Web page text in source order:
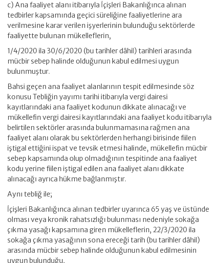
c) Ana faaliyet alanı itibarıyla İçişleri Bakanlığınca alınan
tedbirler kapsamında geçici süreliğine faaliyetlerine ara
verilmesine karar verilen işyerlerinin bulunduğu sektörlerde
faaliyette bulunan mükelleflerin,
1/4/2020 ila 30/6/2020 (bu tarihler dâhil) tarihleri arasında
mücbir sebep halinde olduğunun kabul edilmesi uygun
bulunmuştur.
Bahsi geçen ana faaliyet alanlarının tespit edilmesinde söz
konusu Tebliğin yayımı tarihi itibarıyla vergi dairesi
kayıtlarındaki ana faaliyet kodunun dikkate alınacağı ve
mükellefin vergi dairesi kayıtlarındaki ana faaliyet kodu itibarıyla
belirtilen sektörler arasında bulunmamasına rağmen ana
faaliyet alanı olarak bu sektörlerden herhangi birisinde fiilen
iştigal ettiğini ispat ve tevsik etmesi halinde, mükellefin mücbir
sebep kapsamında olup olmadığının tespitinde ana faaliyet
kodu yerine fiilen iştigal edilen ana faaliyet alanı dikkate
alınacağı ayrıca hükme bağlanmıştır.
Aynı tebliğ ile;
İçişleri Bakanlığınca alınan tedbirler uyarınca 65 yaş ve üstünde
olması veya kronik rahatsızlığı bulunması nedeniyle sokağa
çıkma yasağı kapsamına giren mükelleflerin, 22/3/2020 ila
sokağa çıkma yasağının sona ereceği tarih (bu tarihler dâhil)
arasında mücbir sebep halinde olduğunun kabul edilmesinin
uygun bulunduğu,